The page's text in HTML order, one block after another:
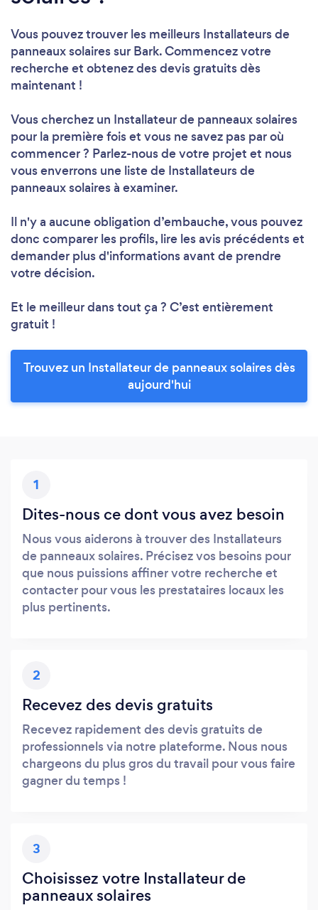
Vous pouvez trouver les meilleurs Installateurs de
panneaux solaires sur Bark. Commencez votre
recherche et obtenez des devis gratuits dès
maintenant !
Vous cherchez un Installateur de panneaux solaires
pour la première fois et vous ne savez pas par où
commencer ? Parlez-nous de votre projet et nous
vous enverrons une liste de Installateurs de
panneaux solaires à examiner.
Il n'y a aucune obligation d’embauche, vous pouvez
donc comparer les profils, lire les avis précédents et
demander plus d'informations avant de prendre
votre décision.
Et le meilleur dans tout ça ? C’est entièrement
gratuit !
Trouvez un Installateur de panneaux solaires dès
aujourd'hui
1
Dites-nous ce dont vous avez besoin
Nous vous aiderons à trouver des Installateurs
de panneaux solaires. Précisez vos besoins pour
que nous puissions affiner votre recherche et
contacter pour vous les prestataires locaux les
plus pertinents.
2
Recevez des devis gratuits
Recevez rapidement des devis gratuits de
professionnels via notre plateforme. Nous nous
chargeons du plus gros du travail pour vous faire
gagner du temps !
3
Choisissez votre Installateur de
panneaux solaires